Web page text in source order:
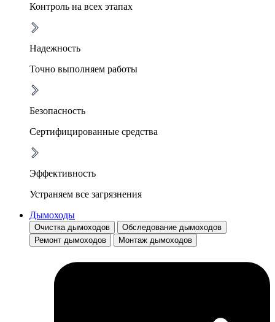
Контроль на всех этапах
Надежность
Точно выполняем работы
Безопасность
Сертифицированные средства
Эффективность
Устраняем все загрязнения
Дымоходы
Очистка дымоходов
Обследование дымоходов
Ремонт дымоходов
Монтаж дымоходов